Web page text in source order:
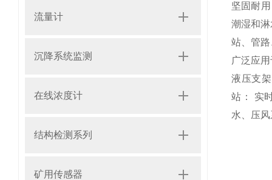
流量计
沉降系统监测
在线浓度计
结构检测系列
矿用传感器
坚固耐
潮湿和
站、管
广泛应
液压支
站： 实
水、压